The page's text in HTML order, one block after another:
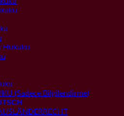
Hukuku
(Sadece Bilgilendirme)